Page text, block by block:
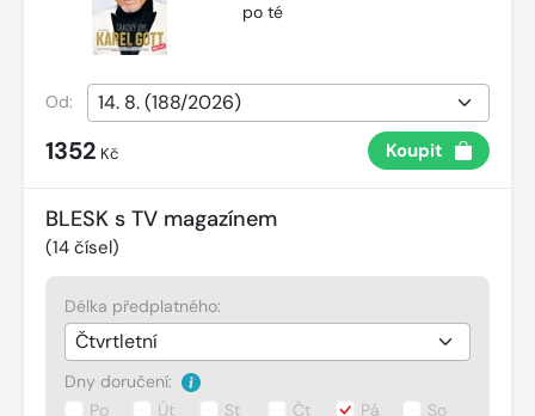
po té
Od:
1352 Kč Koupit
BLESK s TV magazínem
(14 čísel)
Délka předplatného:
Dny doručení:
Po
Út St Čt Pá So